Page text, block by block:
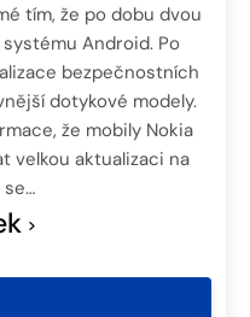
tím, že po dobu dvou
Android. Po
bezpečnostních
dotykové modely.
že mobily Nokia
velkou aktualizaci na
se…